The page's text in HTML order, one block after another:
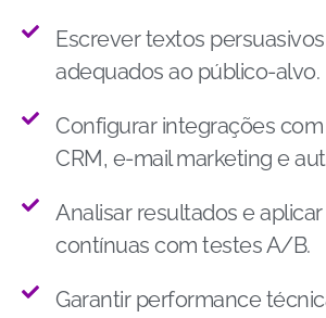
Escrever textos
adequados ao público-alvo.
Configurar integrações
CRM, e-mail marketing e
Analisar resultados e
contínuas com testes A/B.
Garantir performance